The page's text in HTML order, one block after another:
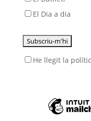
El Dia a dia
He llegit la